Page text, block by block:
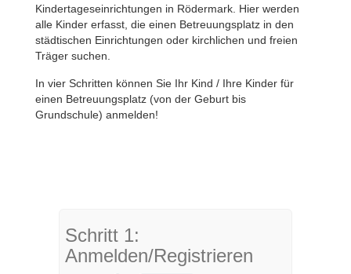
Kindertageseinrichtungen in Rödermark. Hier werden
alle Kinder erfasst, die einen Betreuungsplatz in den
städtischen Einrichtungen oder kirchlichen und freien
Träger suchen.
In vier Schritten können Sie Ihr Kind / Ihre Kinder für
einen Betreuungsplatz (von der Geburt bis
Grundschule) anmelden!
Schritt 1:
Anmelden/Registrieren